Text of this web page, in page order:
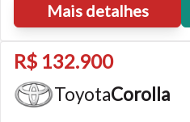
Mais detalhes
R$ 132.900
ToyotaCorolla